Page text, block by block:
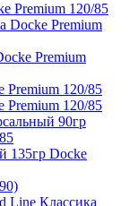
Premium 120/85
Docke Premium
Premium
Premium 120/85
Premium 120/85
90гр
135гр Docke
Line Классика